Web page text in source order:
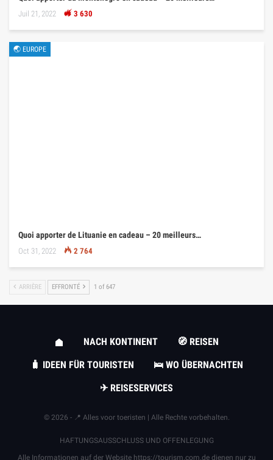
Juil 21, 2022 3 630
🌏 EUROPE
Quoi apporter de Lituanie en cadeau – 20 meilleurs…
Oct 31, 2022 2 764
ARRIÈRE EFFRONTÉ 1 of 647
NACH KONTINENT
🧭 REISEN
🧳 IDEEN FÜR TOURISTEN
🛌 WO ÜBERNACHTEN
✈ REISESERVICES
© 2026 - 📍 Alles voor toeristen | Alle Rechte vorbehalten.
HAFTUNGSAUSSCHLUSS UND OFFENLEGUNG
Alle Informationen auf der Website https://tourism.com.dedienen nur zu